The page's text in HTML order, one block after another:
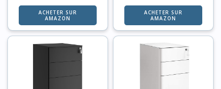
ACHETER SUR
AMAZON
ACHETER SUR
AMAZON